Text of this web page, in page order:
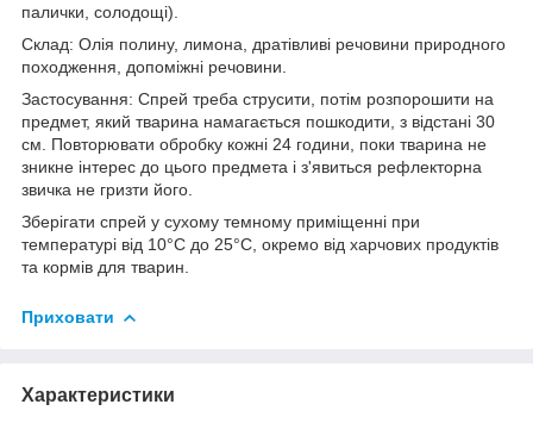
палички, солодощі).
Склад: Олія полину, лимона, дратівливі речовини природного
походження, допоміжні речовини.
Застосування: Спрей треба струсити, потім розпорошити на
предмет, який тварина намагається пошкодити, з відстані 30
см. Повторювати обробку кожні 24 години, поки тварина не
зникне інтерес до цього предмета і з'явиться рефлекторна
звичка не гризти його.
Зберігати спрей у сухому темному приміщенні при
температурі від 10°С до 25°С, окремо від харчових продуктів
та кормів для тварин.
Приховати
Характеристики